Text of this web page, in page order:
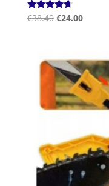
Ocenjeno
€38.40 €24.00